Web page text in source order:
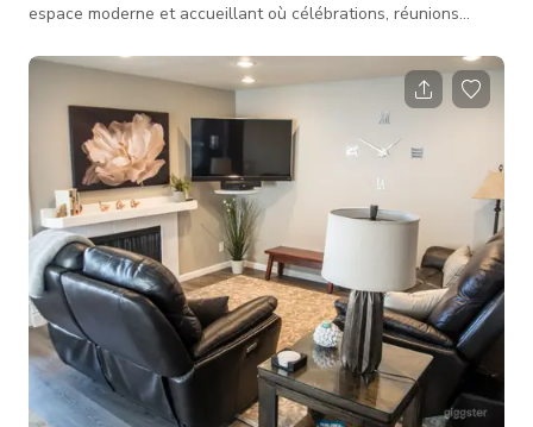
espace moderne et accueillant où célébrations, réunions
avec style. Situé dans un quartier de choix à Las Vegas,
l’espace offre un cadre pratique et élégant pour une large
gamme d’événements. Que vous planifiez une réception de
mariage, une fête de départ à la retraite, une fête d’ann